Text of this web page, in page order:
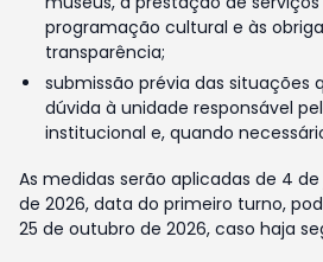
programação cultural e às
transparência;
submissão prévia das situações
dúvida à unidade responsável
institucional e, quando
As medidas serão aplicadas de 4
de 2026, data do primeiro turno,
25 de outubro de 2026, caso haja